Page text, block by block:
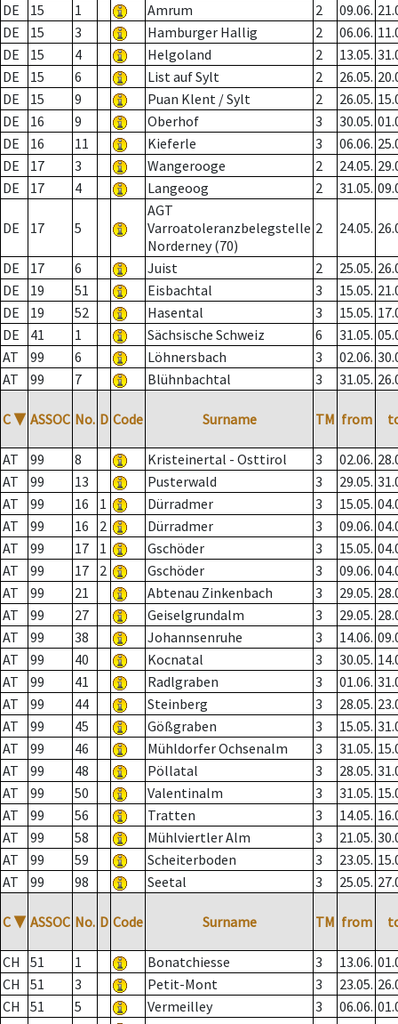
DE
15 1 Amrum 2 09.06.
DE
15 3 Hamburger Hallig 2 06.06.
DE
15 4 Helgoland 2 13.05.
DE
15 6 List auf Sylt 2 26.05.
DE
15 9 Puan Klent / Sylt 2 26.05.
DE
16 9 Oberhof 3 30.05.
DE
16 11 Kieferle 3 06.06.
DE
17 3 Wangerooge 2 24.05.
DE
17 4 Langeoog 2 31.05.
DE 17 5
AGT
Varroatoleranzbelegstelle
Norderney (70)
2 24.05.
DE 17 6 Juist 2 25.05.
DE
19 51 Eisbachtal 3 15.05.
DE
19 52 Hasental 3 15.05.
DE
41 1 Sächsische Schweiz 6 31.05.
AT
99 6 Löhnersbach 3 02.06.
AT
99 7 Blühnbachtal 3 31.05.
C ▼ ASSOC No. D Code Surname TM from
AT 99 8 Kristeinertal - Osttirol 3 02.06.
AT
99 13 Pusterwald 3 29.05.
AT
99 16 1 Dürradmer 3 15.05.
AT
99 16 2 Dürradmer 3 09.06.
AT
99 17 1 Gschöder 3 15.05.
AT
99 17 2 Gschöder 3 09.06.
AT
99 21 Abtenau Zinkenbach 3 29.05.
AT
99 27 Geiselgrundalm 3 29.05.
AT
99 38 Johannsenruhe 3 14.06.
AT
99 40 Kocnatal 3 30.05.
AT
99 41 Radlgraben 3 01.06.
AT
99 44 Steinberg 3 28.05.
AT
99 45 Gößgraben 3 15.05.
AT
99 46 Mühldorfer Ochsenalm 3 31.05.
AT
99 48 Pöllatal 3 28.05.
AT
99 50 Valentinalm 3 31.05.
AT
99 56 Tratten 3 14.05.
AT
99 58 Mühlviertler Alm 3 21.05.
AT
99 59 Scheiterboden 3 23.05.
AT
99 98 Seetal 3 25.05.
C ▼ ASSOC No. D Code Surname TM from
CH 51 1 Bonatchiesse 3 13.06.
CH
51 3 Petit-Mont 3 23.05.
CH
51 5 Vermeilley 3 06.06.